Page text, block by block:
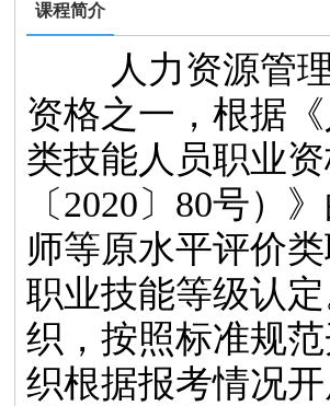
课程简介
人力资源管理
资格之一，根据
类技能人员职业
〔2020〕80号）
师等原水平评价
职业技能等级认
织，按照标准规
织根据报考情况